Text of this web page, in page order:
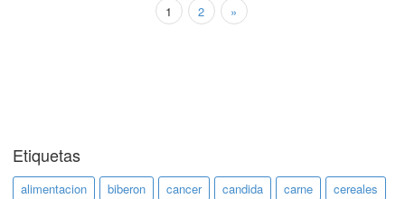
1 2 »
Etiquetas
alimentacion biberon cancer candida carne
cereales